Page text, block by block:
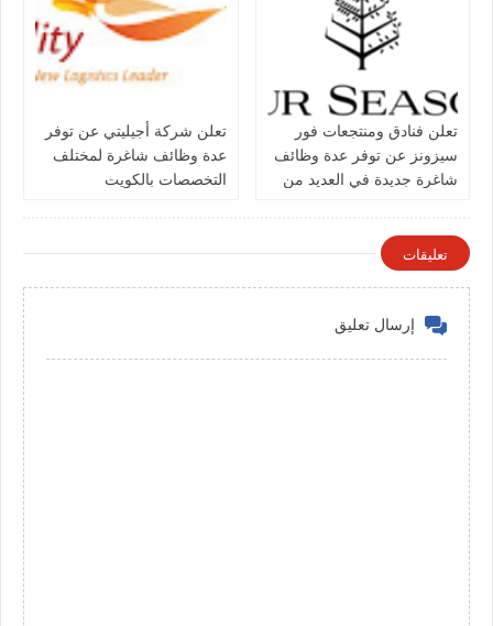
تعلن فنادق ومنتجعات فور
سيزونز‏ عن توفر عدة وظائف
شاغرة جديدة في العديد من
تعلن شركة أجيليتي عن توفر
عدة وظائف شاغرة لمختلف
التخصصات بالكويت
تعليقات
إرسال تعليق